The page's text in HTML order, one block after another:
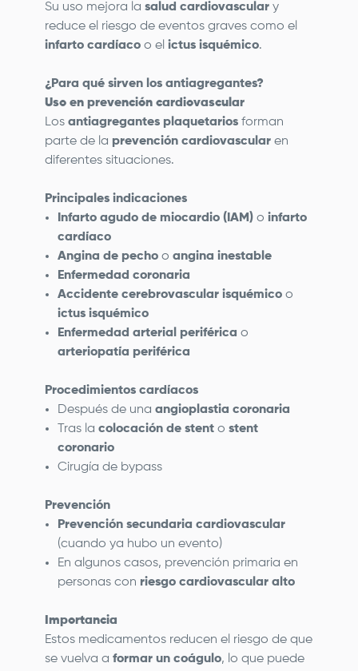
Su uso mejora la salud cardiovascular y
reduce el riesgo de eventos graves como el
infarto cardíaco o el ictus isquémico.
¿Para qué sirven los antiagregantes?
Uso en prevención cardiovascular
Los antiagregantes plaquetarios forman
parte de la prevención cardiovascular en
diferentes situaciones.
Principales indicaciones
Infarto agudo de miocardio (IAM) o infarto
cardíaco
Angina de pecho o angina inestable
Enfermedad coronaria
Accidente cerebrovascular isquémico o
ictus isquémico
Enfermedad arterial periférica o
arteriopatía periférica
Procedimientos cardíacos
Después de una angioplastia coronaria
Tras la colocación de stent o stent
coronario
Cirugía de bypass
Prevención
Prevención secundaria cardiovascular
(cuando ya hubo un evento)
En algunos casos, prevención primaria en
personas con riesgo cardiovascular alto
Importancia
Estos medicamentos reducen el riesgo de que
se vuelva a formar un coágulo, lo que puede